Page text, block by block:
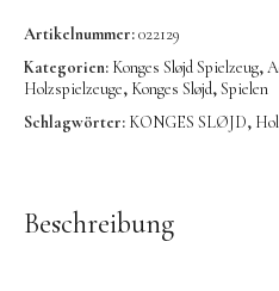
OVO things |
PLÜKT |
Sköna Ting
YEYE
Artikelnummer:022129
Kategorien: Konges Sløjd Spielzeug,
Holzspielzeuge, Konges Sløjd,Spielen
Schlagwörter: KONGES SLØJD,
Beschreibung